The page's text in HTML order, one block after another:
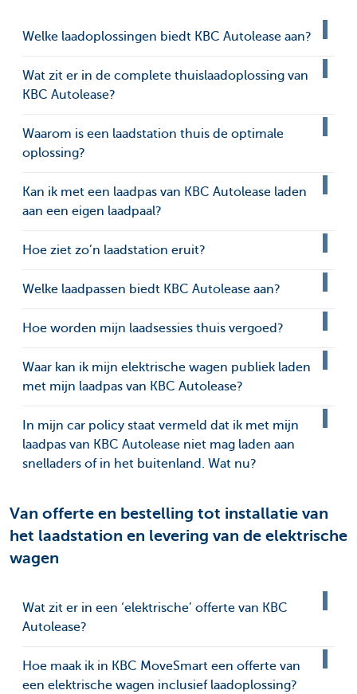
Welke laadoplossingen biedt KBC Autolease aan?
Wat zit er in de complete thuislaadoplossing van
KBC Autolease?
Waarom is een laadstation thuis de optimale
oplossing?
Kan ik met een laadpas van KBC Autolease laden
aan een eigen laadpaal?
Hoe ziet zo’n laadstation eruit?
Welke laadpassen biedt KBC Autolease aan?
Hoe worden mijn laadsessies thuis vergoed?
Waar kan ik mijn elektrische wagen publiek laden
met mijn laadpas van KBC Autolease?
In mijn car policy staat vermeld dat ik met mijn
laadpas van KBC Autolease niet mag laden aan
snelladers of in het buitenland. Wat nu?
Van offerte en bestelling tot installatie van
het laadstation en levering van de elektrische
wagen
Wat zit er in een ‘elektrische’ offerte van KBC
Autolease?
Hoe maak ik in KBC MoveSmart een offerte van
een elektrische wagen inclusief laadoplossing?